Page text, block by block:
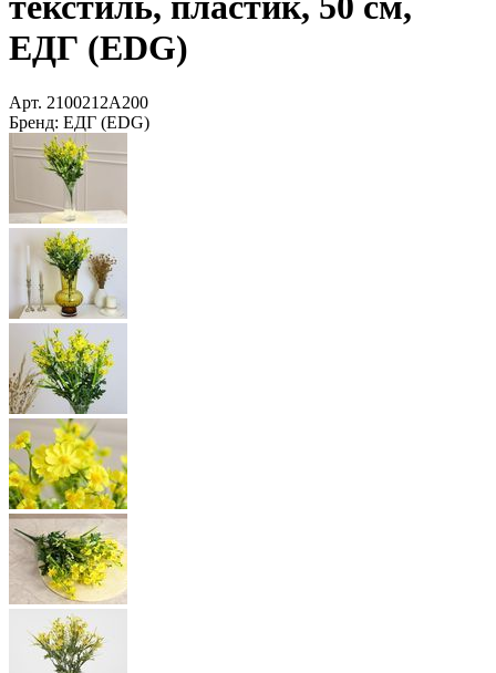
ЕДГ (EDG)
Арт. 2100212A200
Бренд: ЕДГ (EDG)